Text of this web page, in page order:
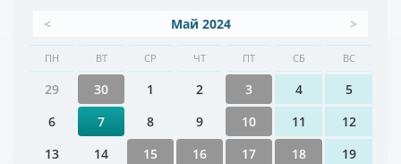
< Май 2024 >
ПН ВТ СР ЧТ ПТ СБ ВС
29 30 1 2 3 4
5
6
7 8 9 10 11
12
13
14 15 16 17 18
19